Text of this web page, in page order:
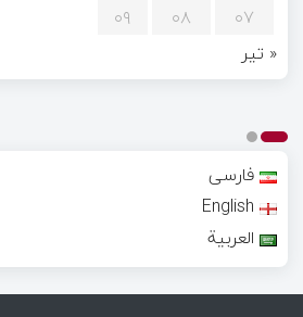
۰۷
۰۸
۰۹
« تیر
فارسی
English
العربية